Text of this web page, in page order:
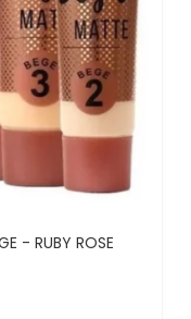
- RUBY ROSE